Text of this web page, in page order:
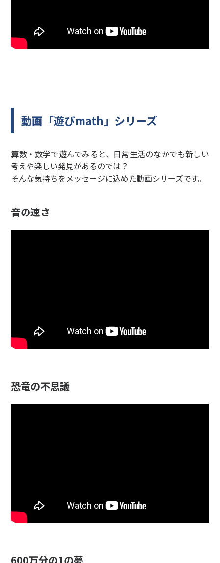
動画「遊びmath」シリーズ
算数・数学で遊んでみると、日常生活のなかでも新しい
考えや楽しい発見があるのでは？
そんな気持ちをメッセージに込めた動画シリーズです。
音の速さ
恐竜の不思議
600万分の1の夢